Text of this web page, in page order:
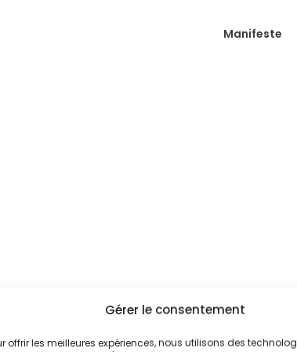
Gérer le consentement
offrir les meilleures expériences, nous utilisons des
Manifeste